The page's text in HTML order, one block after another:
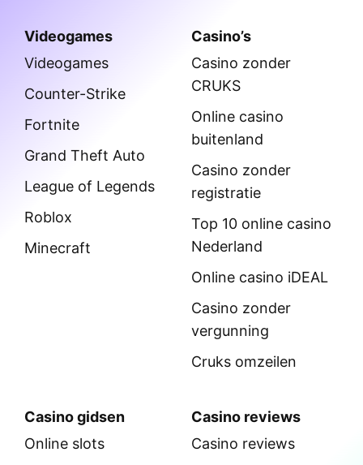
Videogames
Videogames
Counter-Strike
Fortnite
Grand Theft Auto
League of Legends
Roblox
Minecraft
Casino’s
Casino zonder
CRUKS
Online casino
buitenland
Casino zonder
registratie
Top 10 online casino
Nederland
Online casino iDEAL
Casino zonder
vergunning
Cruks omzeilen
Casino gidsen
Online slots
Casino reviews
Casino reviews